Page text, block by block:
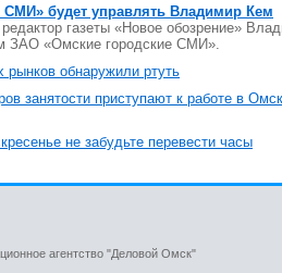
будет управлять Владимир Кем
газеты «Новое обозрение»
ЗАО «Омские городские СМИ».
рынков обнаружили ртуть
занятости приступают к работе в
не забудьте перевести часы
агентство "Деловой Омск"